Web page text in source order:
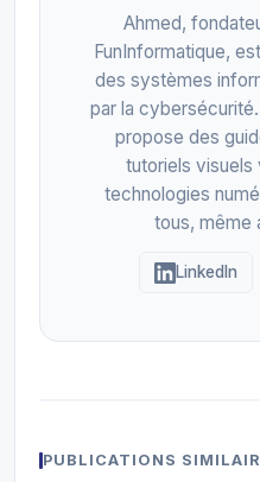
Ahmed,
FunInformatique,
des systèmes
par la
propose des
tutoriels visuels
technologies
tous, même
LinkedIn
PUBLICATIONS